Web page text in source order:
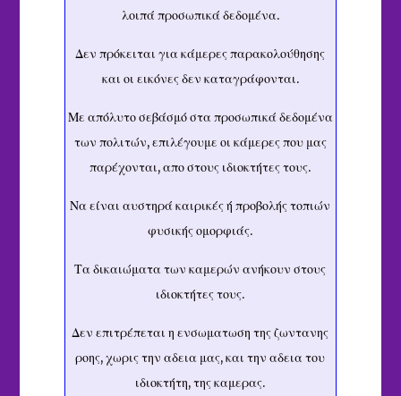
λοιπά προσωπικά δεδομένα.
Δεν πρόκειται για κάμερες παρακολούθησης
και οι εικόνες δεν καταγράφονται.
Με απόλυτο σεβάσμό στα προσωπικά δεδομένα
των πολιτών, επιλέγουμε οι κάμερες που μας
παρέχονται, απο στους ιδιοκτήτες τους.
Να είναι αυστηρά καιρικές ή προβολής τοπιών
φυσικής ομορφιάς.
Τα δικαιώματα των καμερών ανήκουν στους
ιδιοκτήτες τους.
Δεν επιτρέπεται η ενσωματωση της ζωντανης
ροης, χωρις την αδεια μας, και την αδεια του
ιδιοκτήτη, της καμερας.